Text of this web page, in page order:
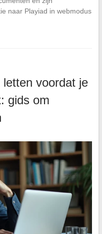
naar Playiad in webmodus
voordat je
gids om